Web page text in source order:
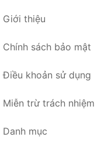
Giới thiệu
Chính sách bảo mật
Điều khoản sử dụng
Miễn trừ trách nhiệm
Danh mục